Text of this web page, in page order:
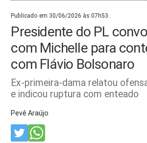
Publicado em 30/06/2026 às 07h53.
Presidente do PL
com Michelle para
com Flávio Bolsonaro
Ex-primeira-dama relatou
e indicou ruptura com enteado
Pevê Araújo